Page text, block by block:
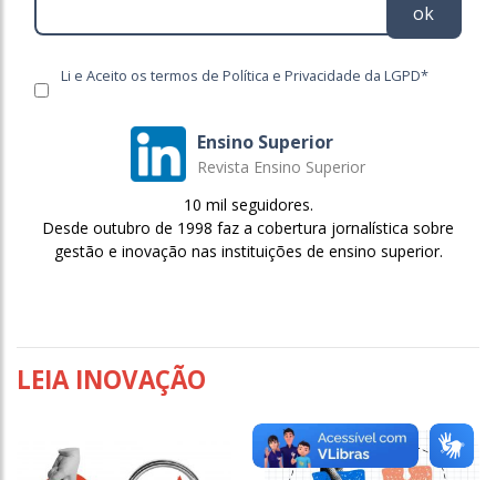
ok
Li e Aceito os termos de Política e Privacidade da LGPD*
Ensino Superior
Revista Ensino Superior
10 mil seguidores.
Desde outubro de 1998 faz a cobertura jornalística sobre
gestão e inovação nas instituições de ensino superior.
LEIA INOVAÇÃO